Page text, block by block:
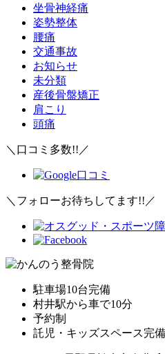
坐骨神経痛
姿勢整体
腰痛
交通事故
お知らせ
未分類
産後骨盤矯正
肩こり
頭痛
＼口コミ多数!!／
＼フォローお待ちしてます!!／
駐車場10台完備
村井駅から車で10分
予約制
託児・キッズスペース完備